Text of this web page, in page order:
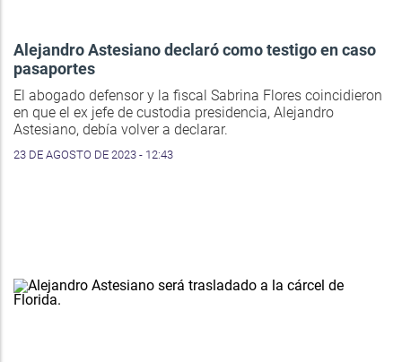
Alejandro Astesiano declaró como testigo en caso
pasaportes
El abogado defensor y la fiscal Sabrina Flores coincidieron
en que el ex jefe de custodia presidencia, Alejandro
Astesiano, debía volver a declarar.
23 DE AGOSTO DE 2023 - 12:43